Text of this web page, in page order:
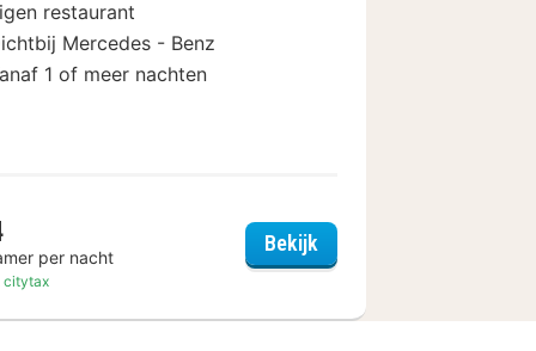
Reussenstein
restaurant
Mercedes - Benz
1 of meer nachten
per nacht
citytax
BekijkHoliday Inn - the niu, Star